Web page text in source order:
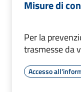
Misure di
Per la
trasmesse da
Accesso